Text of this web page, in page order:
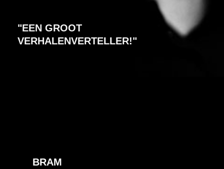
"EEN GROOT
VERHALENVERTELLER!"
BRAM